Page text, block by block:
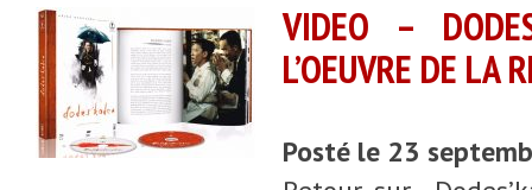
VIDEO –
L’OEUVRE DE LA
Posté le 23